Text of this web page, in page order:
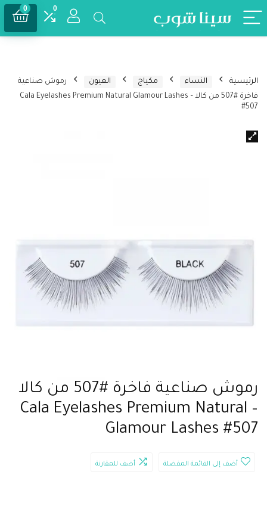
0
0
الرئيسية النساء مكياج العيون
رموش صناعية
فاخرة #507 من كالا – Cala Eyelashes Premium Natural Glamour Lashes
#507
رموش صناعية فاخرة #507 من كالا
– Cala Eyelashes Premium Natural
Glamour Lashes #507
أضف إلى القائمة المفضلة أضف للمقارنة